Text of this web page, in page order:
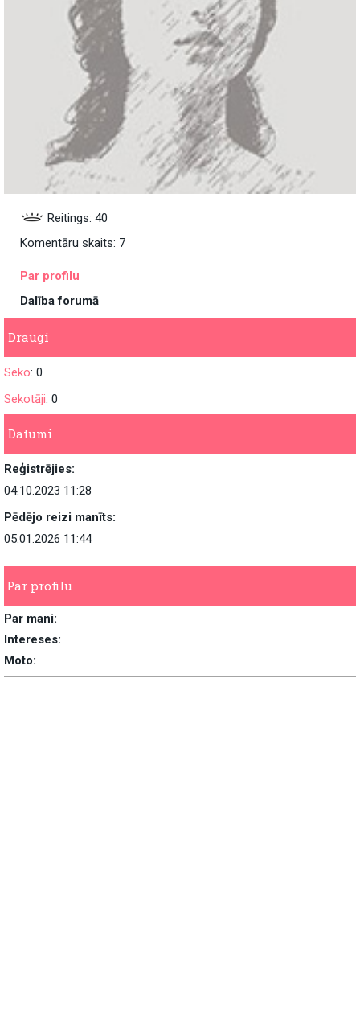
Reitings: 40
Komentāru skaits: 7
Par profilu
Dalība forumā
Draugi
Seko: 0
Sekotāji: 0
Datumi
Reģistrējies:
04.10.2023 11:28
Pēdējo reizi manīts:
05.01.2026 11:44
Par profilu
Par mani:
Intereses:
Moto: